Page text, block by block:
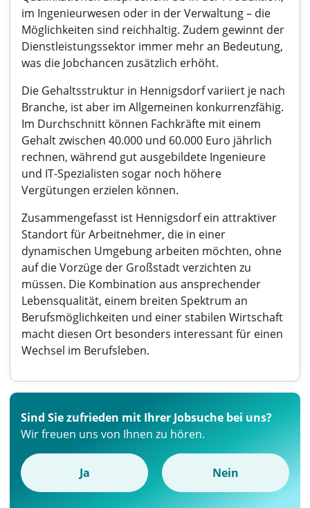
im Ingenieurwesen oder in der Verwaltung – die
Möglichkeiten sind reichhaltig. Zudem gewinnt der
Dienstleistungssektor immer mehr an Bedeutung,
was die Jobchancen zusätzlich erhöht.
Die Gehaltsstruktur in Hennigsdorf variiert je nach
Branche, ist aber im Allgemeinen konkurrenzfähig.
Im Durchschnitt können Fachkräfte mit einem
Gehalt zwischen 40.000 und 60.000 Euro jährlich
rechnen, während gut ausgebildete Ingenieure
und IT-Spezialisten sogar noch höhere
Vergütungen erzielen können.
Zusammengefasst ist Hennigsdorf ein attraktiver
Standort für Arbeitnehmer, die in einer
dynamischen Umgebung arbeiten möchten, ohne
auf die Vorzüge der Großstadt verzichten zu
müssen. Die Kombination aus ansprechender
Lebensqualität, einem breiten Spektrum an
Berufsmöglichkeiten und einer stabilen Wirtschaft
macht diesen Ort besonders interessant für einen
Wechsel im Berufsleben.
Sind Sie zufrieden mit Ihrer Jobsuche bei uns?
Wir freuen uns von Ihnen zu hören.
Ja Nein